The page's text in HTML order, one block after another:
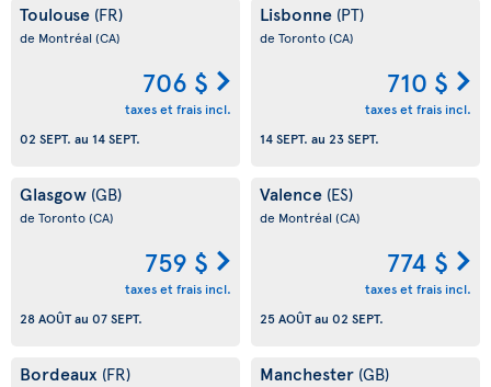
Toulouse (FR)
de Montréal (CA)
706 $
taxes et frais incl.
02 SEPT. au 14 SEPT.
Lisbonne (PT)
de Toronto(CA)
710 $
taxes et frais incl.
14 SEPT. au 23 SEPT.
Glasgow (GB)
de Toronto(CA)
759 $
taxes et frais incl.
28 AOÛTau 07 SEPT.
Valence (ES)
de Montréal (CA)
774 $
taxes et frais incl.
25 AOÛTau 02 SEPT.
Bordeaux (FR) Manchester (GB)